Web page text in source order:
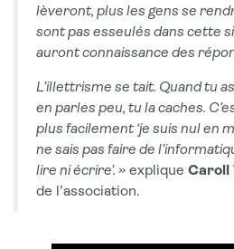
lèveront, plus les gens se
sont pas esseulés dans cette
auront connaissance des
L’illettrisme se tait. Quand tu
en parles peu, tu la caches.
plus facilement ‘je suis nul en
ne sais pas faire de
lire ni écrire’. » explique Caroll
de l’association.